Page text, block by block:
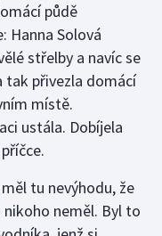
půdě
Hanna Solová
střelby a navíc se
tak přivezla domácí
místě.
ustála. Dobíjela
tu nevýhodu, že
neměl. Byl to